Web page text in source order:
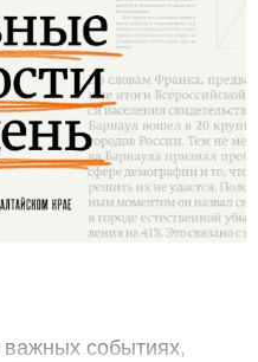
важных событиях,